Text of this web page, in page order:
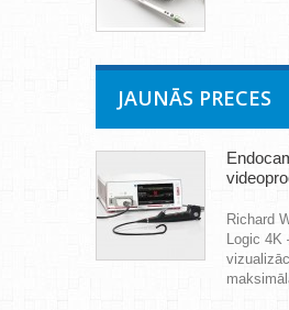
JAUNĀS PRECES
Richard
Logic 4K